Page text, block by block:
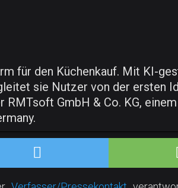
für den Küchenkauf. Mit KI-
sie Nutzer von der ersten
RMTsoft GmbH & Co. KG,